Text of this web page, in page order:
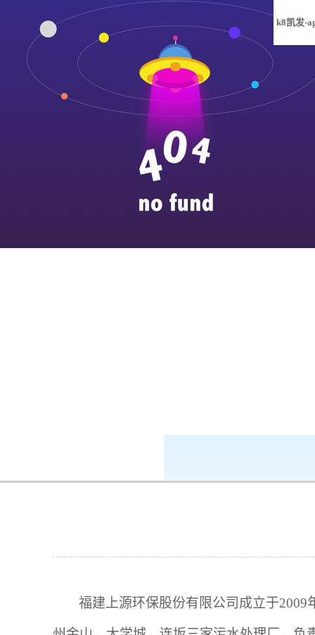
k8凯发-
福建上源环保股份有限公司成立于2009